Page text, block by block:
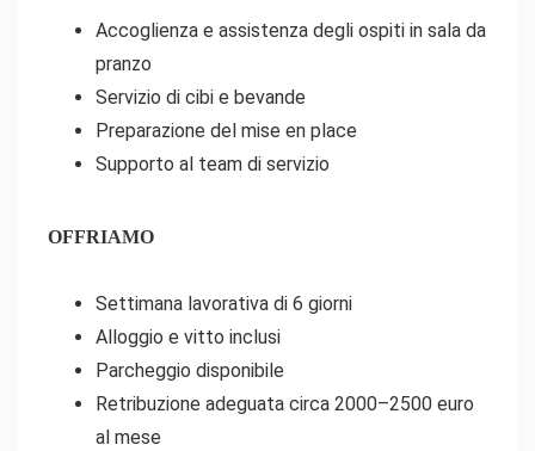
Accoglienza e assistenza degli ospiti in sala da
pranzo
Servizio di cibi e bevande
Preparazione del mise en place
Supporto al team di servizio
OFFRIAMO
Settimana lavorativa di 6 giorni
Alloggio e vitto inclusi
Parcheggio disponibile
Retribuzione adeguata circa 2000–2500 euro
al mese